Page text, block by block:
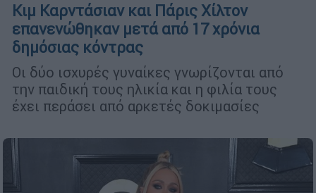
Κιμ Καρντάσιαν και Πάρις Χίλτον
επανενώθηκαν μετά από 17 χρόνια
δημόσιας κόντρας
Οι δύο ισχυρές γυναίκες γνωρίζονται από
την παιδική τους ηλικία και η φιλία τους
έχει περάσει από αρκετές δοκιμασίες